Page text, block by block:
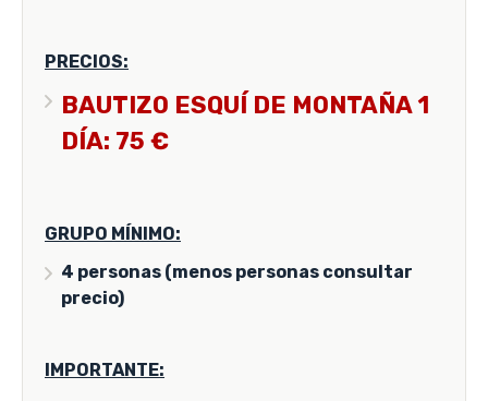
PRECIOS:
BAUTIZO ESQUÍ DE MONTAÑA 1
DÍA: 75 €
GRUPO MÍNIMO:
4 personas (menos personas consultar
precio)
IMPORTANTE: